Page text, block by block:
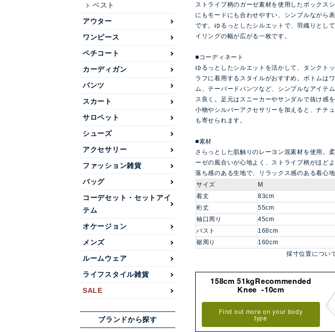
ベスト
アウター
ワンピース
ペチコート
カーディガン
パンツ
スカート
サロペット
シューズ
アクセサリー
ファッション雑貨
バッグ
コーデセット・セットアイ
テム
オケージョン
メンズ
ルームウェア
ライフスタイル雑貨
SALE
ブランドから探す
ストライプ柄のガーゼ素材を使用したボックス
にもモードにも合わせやすい、シンプルながら
です。ゆるっとしたシルエットで、羽織りとし
イリングの幅が広がる一枚です。
■コーディネート
ゆるっとしたシルエットを活かして、タンクト
ラフに着用するスタイルがおすすめ。ボトムは
ム、テーパードパンツなど、シンプルなアイテ
ス良く。足元はスニーカーやサンダルで抜け感
小物やシルバーアクセサリーを加えると、ナチ
も寄せられます。
■素材
さらっとした肌触りのレーヨン混素材を使用。
ーゼの風合いが心地よく、ストライプ柄がほどよ
落ち感のある生地で、リラックス感のある着心地
サイズ
M
着丈
83cm
裄丈
55cm
袖口周り
45cm
バスト
168cm
裾周り
160cm
採寸位置につい
158cm 51kgRecommended
Knee -10cm
Find out more on your body
type